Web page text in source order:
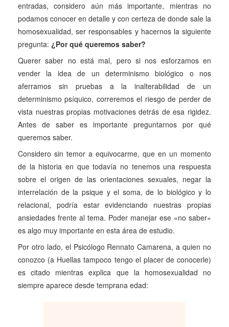
entradas, considero aún más importante, mientras no
podamos conocer en detalle y con certeza de donde sale la
homosexualidad, ser responsables y hacernos la siguiente
pregunta: ¿Por qué queremos saber?
Querer saber no está mal, pero si nos esforzamos en
vender la idea de un determinismo biológico o nos
aferramos sin pruebas a la inalterabilidad de un
determinismo psíquico, correremos el riesgo de perder de
vista nuestras propias motivaciones detrás de esa rigidez.
Antes de saber es importante preguntarnos por qué
queremos saber.
Considero sin temor a equivocarme, que en un momento
de la historia en que todavía no tenemos una respuesta
sobre el origen de las orientaciones sexuales, negar la
interrelación de la psique y el soma, de lo biológico y lo
relacional, podría estar evidenciando nuestras propias
ansiedades frente al tema. Poder manejar ese «no saber»
es algo muy importante en esta área de estudio.
Por otro lado, el Psicólogo Rennato Camarena, a quien no
conozco (a Huellas tampoco tengo el placer de conocerle)
es citado mientras explica que la homosexualidad no
siempre aparece desde temprana edad: